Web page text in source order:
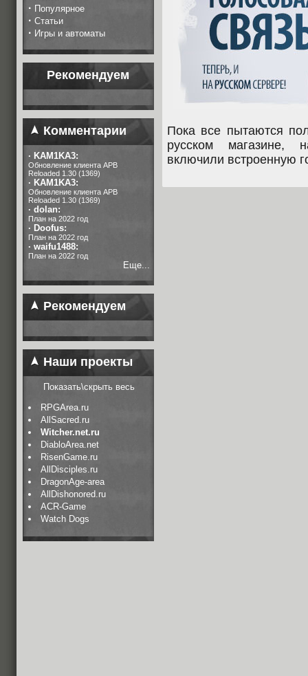
· Популярное
· Статьи
· Игры и автоматы
Рекомендуем
Комментарии
· KAM1KA3:
Обновление клиента APB
Reloaded 1.30 (1369)
· KAM1KA3:
Обновление клиента APB
Reloaded 1.30 (1369)
· dolan:
План на 2022 год
· Doofus:
План на 2022 год
· waifu1488:
План на 2022 год
Еще...
Рекомендуем
Наши проекты
Показать\скрыть весь
RPGArea.ru
AllSacred.ru
Witcher.net.ru
DiabloArea.net
RisenGame.ru
AllDisciples.ru
DragonAge-area
AllDishonored.ru
ACR-Game
Watch Dogs
Пока все пытаются
русском магазине,
включили встроенную